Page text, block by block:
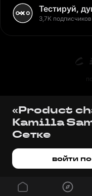
Тестируй,
наслаждайся
3,7K подписчиков
«Product
Kamilla
Сетке
войти